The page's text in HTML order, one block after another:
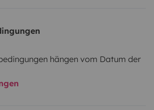
hängen vom Datum der